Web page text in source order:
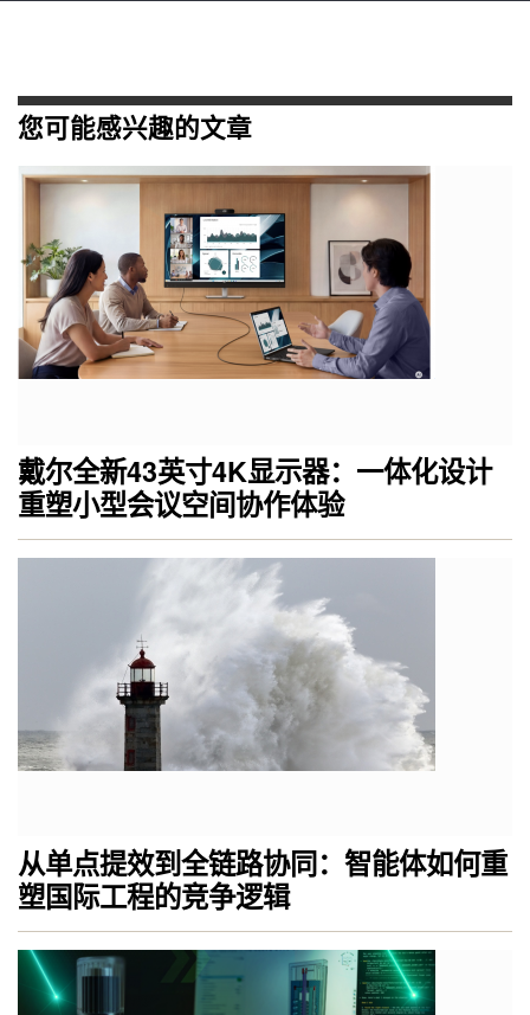
您可能感兴趣的文章
戴尔全新43英寸4K显示器：一体化设计
重塑小型会议空间协作体验
从单点提效到全链路协同：智能体如何重
塑国际工程的竞争逻辑